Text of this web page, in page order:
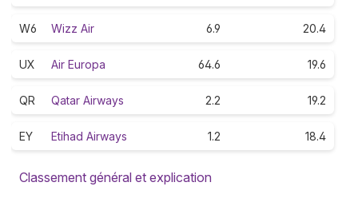
W6 Wizz Air 6.9 20.4
UX Air Europa 64.6 19.6
QR Qatar Airways 2.2 19.2
EY Etihad Airways 1.2 18.4
Classement général et explication